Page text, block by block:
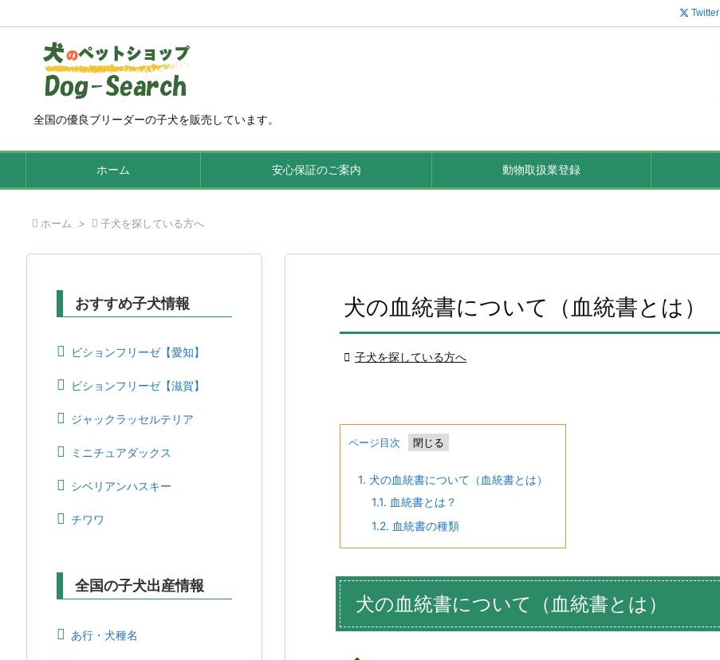
全国の優良ブリーダーの子犬を販売しています。
ホーム 安心保証のご案内 動物取扱業登録
Twitter
 ホーム >  子犬を探している方へ
犬の血統書について（血統書とは）
 子犬を探している方へ
ページ目次
1. 犬の血統書について（血統書とは）
1.1. 血統書とは？
1.2. 血統書の種類
犬の血統書について（血統書とは）
おすすめ子犬情報
ビションフリーゼ【愛知】
ビションフリーゼ【滋賀】
ジャックラッセルテリア
ミニチュアダックス
シベリアンハスキー
チワワ
全国の子犬出産情報
あ行・犬種名